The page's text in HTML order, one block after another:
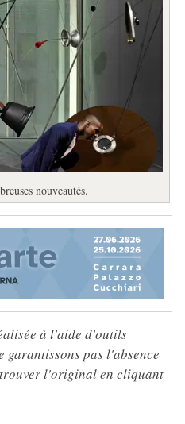
nouveautés.
à l'aide d'outils
garantissons pas l'absence
trouver l'original en cliquant